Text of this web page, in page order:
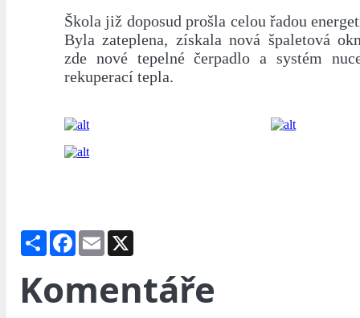
Škola již doposud prošla celou řadou
Byla zateplena, získala nová špaletová
zde nové tepelné čerpadlo a systém
rekuperací tepla.
Share Facebook
Email
Komentáře